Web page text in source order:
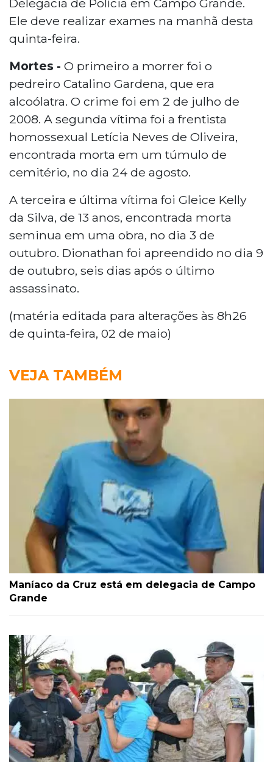
Ele deve realizar exames na manhã desta
quinta-feira.
Mortes - O primeiro a morrer foi o
pedreiro Catalino Gardena, que era
alcoólatra. O crime foi em 2 de julho de
2008. A segunda vítima foi a frentista
homossexual Letícia Neves de Oliveira,
encontrada morta em um túmulo de
cemitério, no dia 24 de agosto.
A terceira e última vítima foi Gleice Kelly
da Silva, de 13 anos, encontrada morta
seminua em uma obra, no dia 3 de
outubro. Dionathan foi apreendido no dia 9
de outubro, seis dias após o último
assassinato.
(matéria editada para alterações às 8h26
de quinta-feira, 02 de maio)
VEJA TAMBÉM
Maníaco da Cruz está em delegacia de Campo
Grande